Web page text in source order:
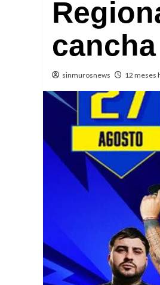
sinmurosnews 12 meses